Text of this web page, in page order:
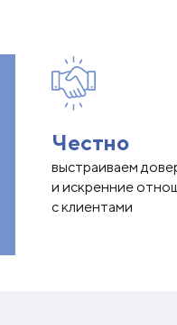
Честно
выстраиваем
и искренние
с клиентами